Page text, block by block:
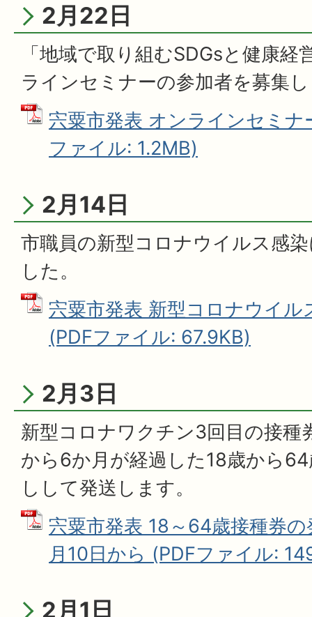
2月22日
「地域で取り組むSDGsと健康
ラインセミナーの参加者を募集
宍粟市発表 オンラインセミナ
ファイル: 1.2MB)
2月14日
市職員の新型コロナウイルス感
した。
宍粟市発表 新型コロナウイル
(PDFファイル: 67.9KB)
2月3日
新型コロナワクチン3回目の接種
から6か月が経過した18歳から
しして発送します。
宍粟市発表 18～64歳接種券
月10日から (PDFファイル:
2月1日